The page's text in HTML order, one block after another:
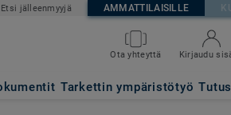
Etsi jälleenmyyjä AMMATTILAISILLE
Ota yhteyttä Kirjaudu
Tarkettin ympäristötyö
GREY